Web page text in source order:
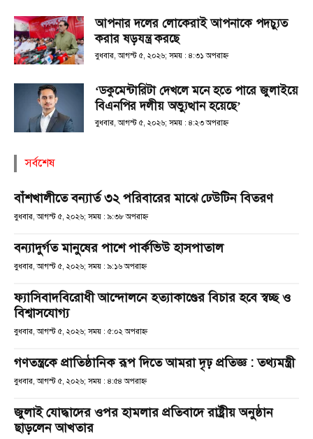
আপনার দলের লোকেরাই আপনাকে পদচ্যুত
করার ষড়যন্ত্র করছে
বুধবার, আগস্ট ৫, ২০২৬; সময় : ৪:৩১ অপরাহ্ণ
‘ডকুমেন্টারিটা দেখলে মনে হতে পারে জুলাইয়ে
বিএনপির দলীয় অভ্যুত্থান হয়েছে’
বুধবার, আগস্ট ৫, ২০২৬; সময় : ৪:২৩ অপরাহ্ণ
সর্বশেষ
বাঁশখালীতে বন্যার্ত ৩২ পরিবারের মাঝে ঢেউটিন বিতরণ
বুধবার, আগস্ট ৫, ২০২৬; সময় : ৯:৩৮ অপরাহ্ণ
বন্যাদুর্গত মানুষের পাশে পার্কভিউ হাসপাতাল
বুধবার, আগস্ট ৫, ২০২৬; সময় : ৯:১৬ অপরাহ্ণ
ফ্যাসিবাদবিরোধী আন্দোলনে হত্যাকাণ্ডের বিচার হবে স্বচ্ছ ও
বিশ্বাসযোগ্য
বুধবার, আগস্ট ৫, ২০২৬; সময় : ৫:০২ অপরাহ্ণ
গণতন্ত্রকে প্রাতিষ্ঠানিক রূপ দিতে আমরা দৃঢ় প্রতিজ্ঞ : তথ্যমন্ত্রী
বুধবার, আগস্ট ৫, ২০২৬; সময় : ৪:৫৪ অপরাহ্ণ
জুলাই যোদ্ধাদের ওপর হামলার প্রতিবাদে রাষ্ট্রীয় অনুষ্ঠান
ছাড়লেন আখতার